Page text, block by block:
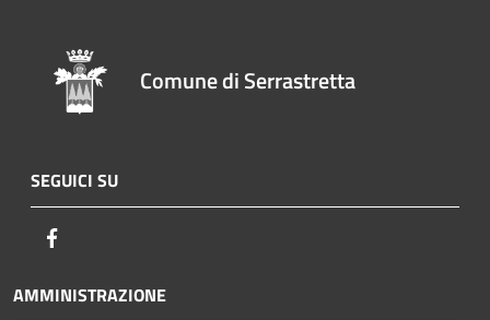
Comune di Serrastretta
SEGUICI SU
AMMINISTRAZIONE